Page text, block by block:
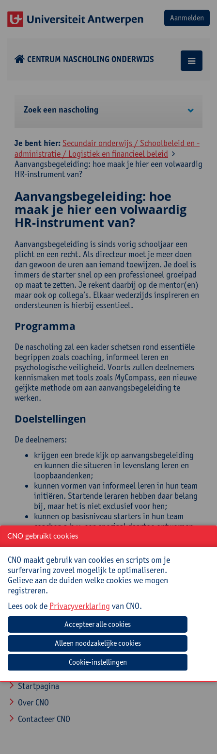
CENTRUM NASCHOLING ONDERWIJS
Zoek een nascholing
Je bent hier: Secundair onderwijs / Schoolbeleid en -
administratie / Logistiek en financieel beleid
Aanvangsbegeleiding: hoe maak je hier een volwaardig
HR-instrument van?
Aanvangsbegeleiding: hoe
maak je hier een volwaardig
HR-instrument van?
Aanvangsbegeleiding is sinds vorig schooljaar een
plicht en een recht. Als directeur moet je meer doen
dan gewoon de uren aan iemand toewijzen. Je doel is
immers de starter snel op een professioneel groeipad
op maat te zetten. Je rekent daarbij op de mentor(en)
maar ook op collega’s. Elkaar wederzijds inspireren en
ondersteunen is hierbij essentieel.
Programma
De nascholing zal een kader schetsen rond essentiële
begrippen zoals coaching, informeel leren en
psychologische veiligheid. Voorts zullen deelnemers
kennismaken met tools zoals MyCompass, een nieuwe
geijkte methode om aan aanvangsbegeleiding te
werken.
Doelstellingen
De deelnemers:
krijgen een brede kijk op aanvangsbegeleiding
en kunnen die situeren in levenslang leren en
loopbaandenken;
kunnen vormen van informeel leren in hun team
initiëren. Startende leraren hebben daar belang
bij, maar het is niet exclusief voor hen;
kunnen op basisniveau starters in hun team
coachen a.h.v. een speciaal daartoe ontworpen
vragenset.
Doelgroep
Mentoren, directies, geëngageerde collega’s die
starters willen bijstaan.
Startpagina
Over CNO
Contacteer CNO
CNO gebruikt cookies
CNO maakt gebruik van cookies en scripts om je
surfervaring zoveel mogelijk te optimaliseren.
Gelieve aan de duiden welke cookies we mogen
registreren.
Lees ook de Privacyverklaring van CNO.
Cookie-instellingen